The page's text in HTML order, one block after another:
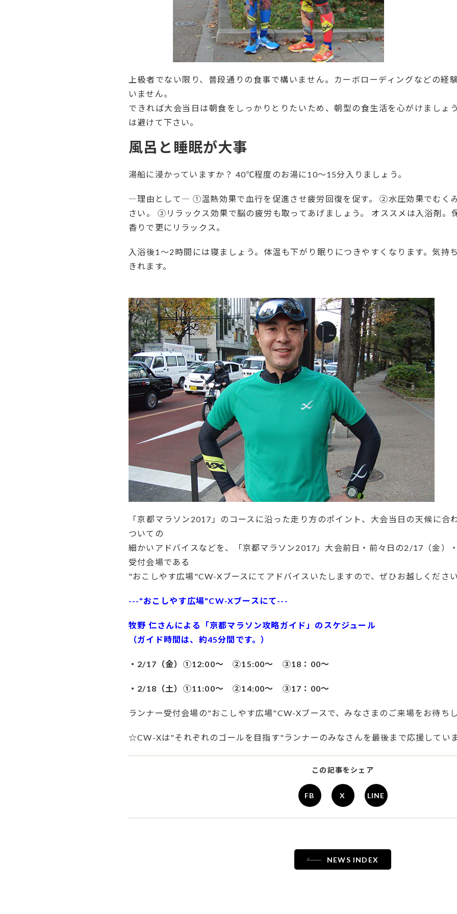
上級者でない限り、普段通りの食事で構いません。カーボローディングなどの経
いません。
できれば大会当日は朝食をしっかりとりたいため、朝型の食生活を心がけましょ
は避けて下さい。
風呂と睡眠が大事
湯船に浸かっていますか？ 40℃程度のお湯に10～15分入りましょう。
―理由として― ①温熱効果で血行を促進させ疲労回復を促す。 ②水圧効果でむく
さい。 ③リラックス効果で脳の疲労も取ってあげましょう。 オススメは入浴剤。
香りで更にリラックス。
入浴後1～2時間には寝ましょう。体温も下がり眠りにつきやすくなります。気持
きれます。
「京都マラソン2017」のコースに沿った走り方のポイント、大会当日の天候に合
ついての
細かいアドバイスなどを、「京都マラソン2017」大会前日・前々日の2/17（金）
受付会場である
"おこしやす広場"CW-Xブースにてアドバイスいたしますので、ぜひお越しください
---"おこしやす広場"CW-Xブースにて---
牧野 仁さんによる「京都マラソン攻略ガイド」のスケジュール
（ガイド時間は、約45分間です。）
・2/17（金）①12:00～ ②15:00～ ③18：00～
・2/18（土）①11:00～ ②14:00～ ③17：00～
ランナー受付会場の"おこしやす広場"CW-Xブースで、みなさまのご来場をお待ち
☆CW-Xは"それぞれのゴールを目指す"ランナーのみなさんを最後まで応援してい
この記事をシェア
FB X LINE
NEWS INDEX